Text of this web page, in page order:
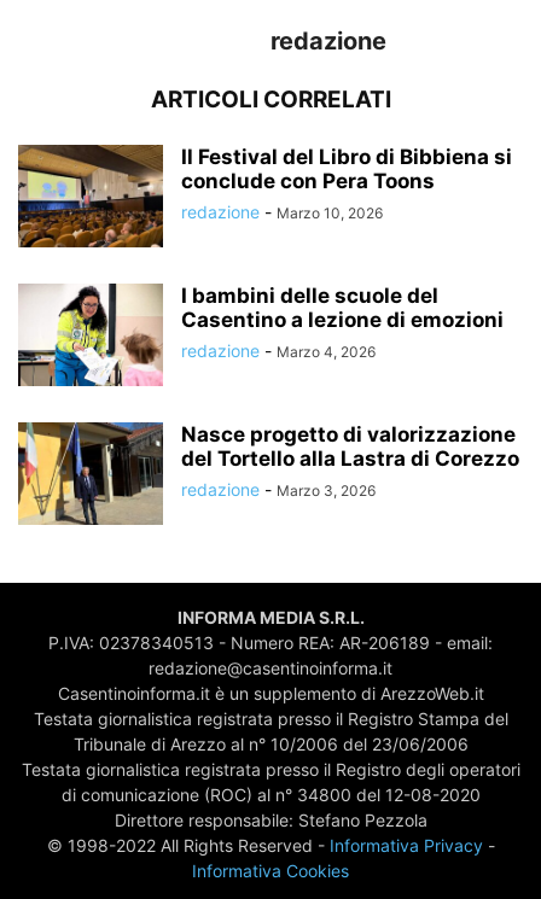
redazione
ARTICOLI CORRELATI
Il Festival del Libro di Bibbiena si
conclude con Pera Toons
redazione - Marzo 10, 2026
I bambini delle scuole del
Casentino a lezione di emozioni
redazione - Marzo 4, 2026
Nasce progetto di valorizzazione
del Tortello alla Lastra di Corezzo
redazione - Marzo 3, 2026
INFORMA MEDIA S.R.L.
P.IVA: 02378340513 - Numero REA: AR-206189 - email:
redazione@casentinoinforma.it
Casentinoinforma.it è un supplemento di ArezzoWeb.it
Testata giornalistica registrata presso il Registro Stampa del
Tribunale di Arezzo al n° 10/2006 del 23/06/2006
Testata giornalistica registrata presso il Registro degli operatori
di comunicazione (ROC) al n° 34800 del 12-08-2020
Direttore responsabile: Stefano Pezzola
© 1998-2022 All Rights Reserved - Informativa Privacy-
Informativa Cookies